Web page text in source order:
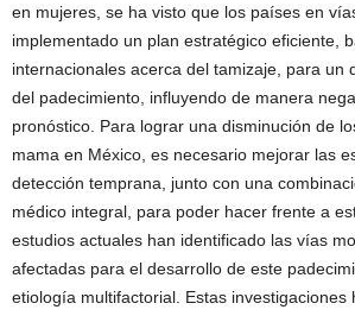
en mujeres, se ha visto que los países en
implementado un plan estratégico eficiente,
internacionales acerca del tamizaje, para un
del padecimiento, influyendo de manera
pronóstico. Para lograr una disminución de
mama en México, es necesario mejorar las
detección temprana, junto con una
médico integral, para poder hacer frente a
estudios actuales han identificado las vías
afectadas para el desarrollo de este
etiología multifactorial. Estas investigaciones